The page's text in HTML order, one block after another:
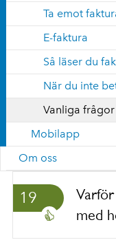
Ta emot
E-faktura
Så läser du
När du inte
Vanliga
Mobilapp
Om oss
19
med